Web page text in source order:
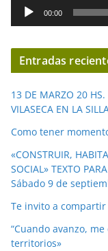
í
d
o
00:00
Entradas
13 DE MARZO 20
VILASECA EN LA
Como tener
«CONSTRUIR,
SOCIAL» TEXTO
Sábado 9 de
Te invito a compartir
“Cuando avanzo,
territorios»